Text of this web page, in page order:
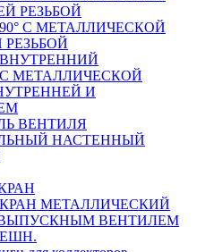
РЕЗЬБОЙ
С МЕТАЛЛИЧЕСКОЙ
МЕТАЛЛИЧЕСКОЙ
И
ВЕНТИЛЯ
НАСТЕННЫЙ
МЕТАЛЛИЧЕСКИЙ
ВЕНТИЛЕМ